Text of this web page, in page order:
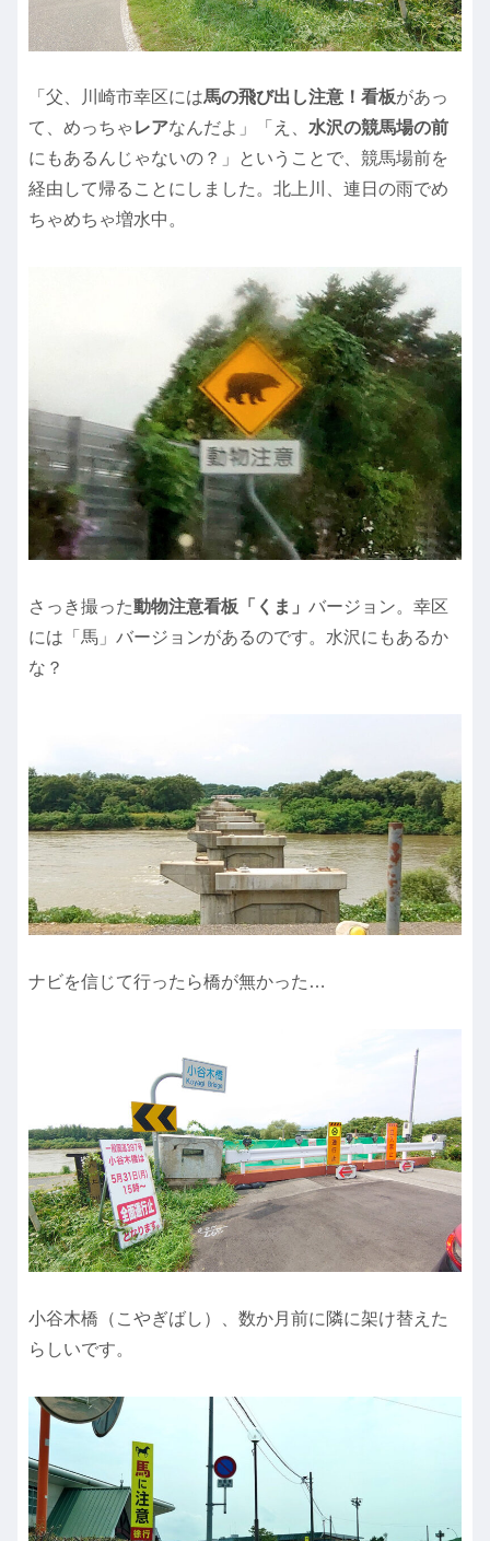
「父、川崎市幸区には馬の飛び出し注意！看板があっ
て、めっちゃ レアなんだよ」「え、 水沢の競馬場の前
にもあるんじゃないの？」ということで、競馬場前を
経由して帰ることにしました。北上川、連日の雨でめ
ちゃめちゃ増水中。
さっき撮った動物注意看板「くま」 バージョン。幸区
には「馬」バージョンがあるのです。水沢にもあるか
な？
ナビを信じて行ったら橋が無かった…
小谷木橋（こやぎばし）、数か月前に隣に架け替えた
らしいです。